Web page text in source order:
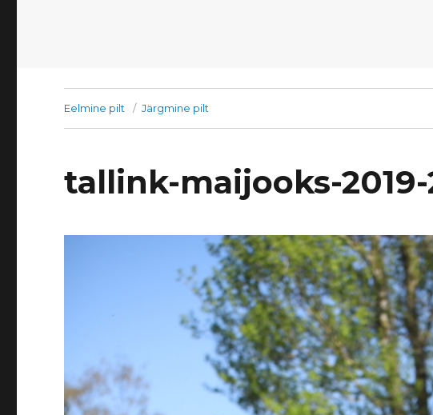
Eelmine pilt Järgmine pilt
tallink-maijooks-